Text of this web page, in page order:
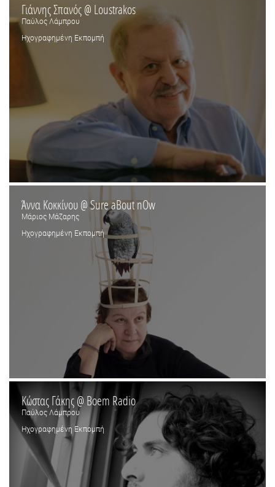
Γιάννης Σπανός @ Loustrakos
Παύλος Λάμπρου
Ηχογραφημένη Εκπομπή
Άννα Κοκκίνου @ Sure aBout nOw
Μάριος Μάζαρης
Ηχογραφημένη Εκπομπή
Κώστας Γάκης @ Boem Radio
Παύλος Λάμπρου
Ηχογραφημένη Εκπομπή